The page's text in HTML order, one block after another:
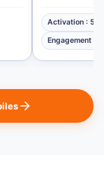
Activation :
Engagement : 1